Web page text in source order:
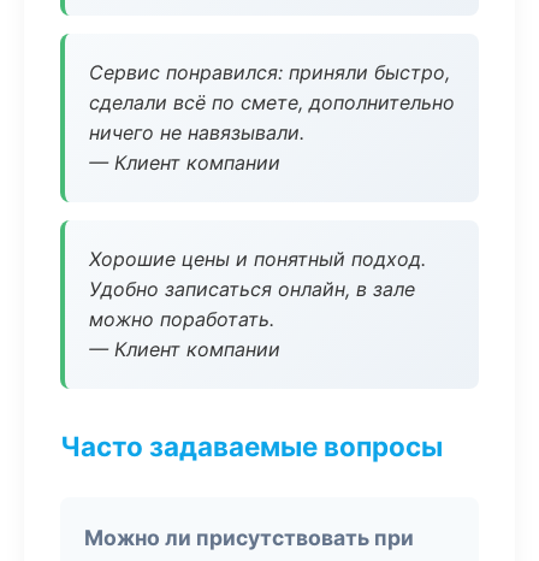
Сервис понравился: приняли быстро,
сделали всё по смете, дополнительно
ничего не навязывали.
— Клиент компании
Хорошие цены и понятный подход.
Удобно записаться онлайн, в зале
можно поработать.
— Клиент компании
Часто задаваемые вопросы
Можно ли присутствовать при